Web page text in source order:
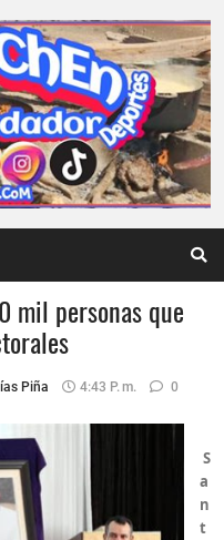
mil personas que
Piña 4:43 P. M. 0
S
a
n
t